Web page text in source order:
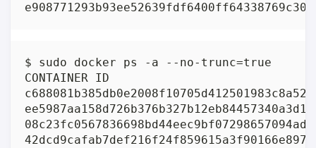
$ sudo docker ps -a --no-trunc=true
CONTAINER ID